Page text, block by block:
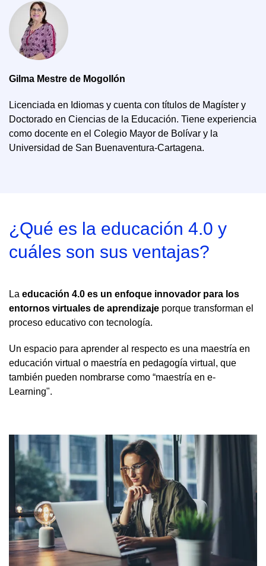
Gilma Mestre de Mogollón
Licenciada en Idiomas y cuenta con títulos de Magíster y
Doctorado en Ciencias de la Educación. Tiene experiencia
como docente en el Colegio Mayor de Bolívar y la
Universidad de San Buenaventura-Cartagena.
¿Qué es la educación 4.0 y
cuáles son sus ventajas?
La educación 4.0 es un enfoque innovador para los
entornos virtuales de aprendizaje porque transforman el
proceso educativo con tecnología.
Un espacio para aprender al respecto es una maestría en
educación virtual o maestría en pedagogía virtual, que
también pueden nombrarse como “maestría en e-
Learning".